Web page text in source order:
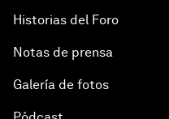
Historias del Foro
Notas de prensa
Galería de fotos